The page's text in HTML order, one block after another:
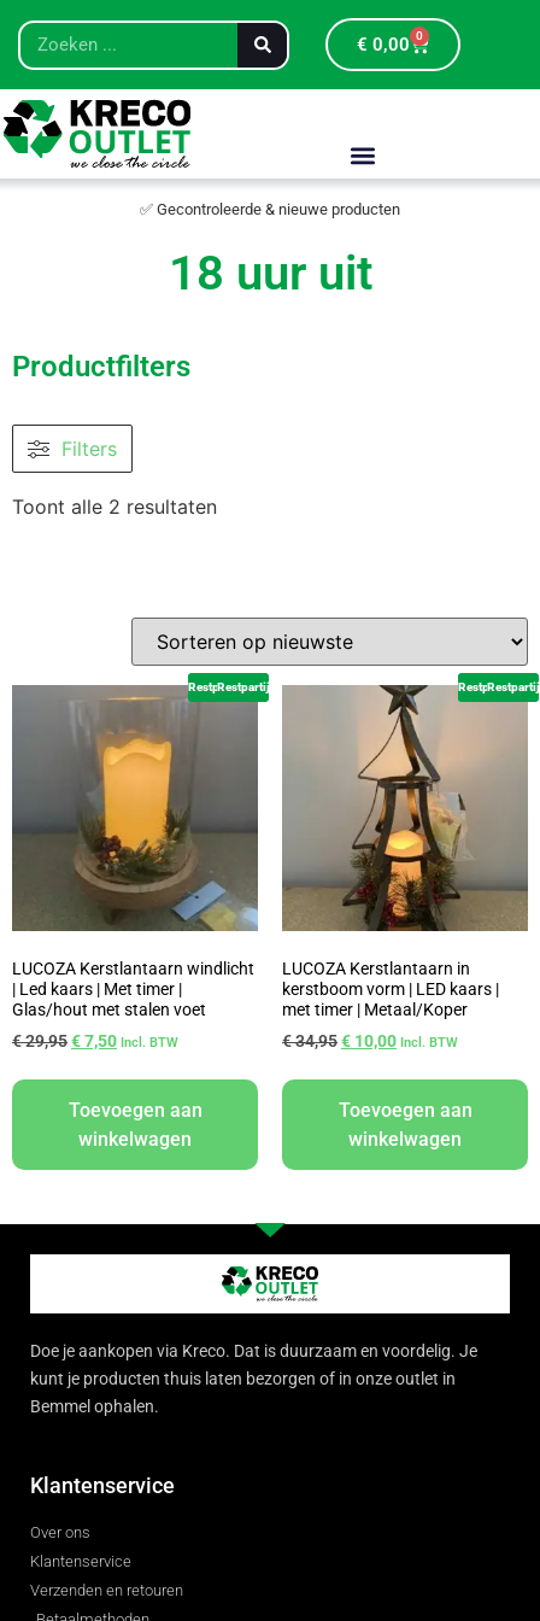
€ 0,00 0
✅ Gecontroleerde & nieuwe producten
18 uur uit
Productfilters
Filters
Toont alle 2 resultaten
RestpartijRestpartij
LUCOZA Kerstlantaarn windlicht
| Led kaars | Met timer |
Glas/hout met stalen voet
€29,95€7,50 Incl. BTW
Toevoegen aan
winkelwagen
RestpartijRestpartij
LUCOZA Kerstlantaarn in
kerstboom vorm | LED kaars |
met timer | Metaal/Koper
€34,95€ 10,00 Incl. BTW
Toevoegen aan
winkelwagen
Doe je aankopen via Kreco. Dat is duurzaam en voordelig. Je
kunt je producten thuis laten bezorgen of in onze outlet in
Bemmel ophalen.
Klantenservice
Over ons
Klantenservice
Verzenden en retouren